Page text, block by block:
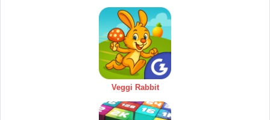
Veggi Rabbit